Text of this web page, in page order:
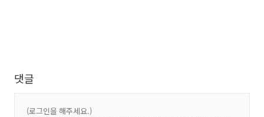
댓글